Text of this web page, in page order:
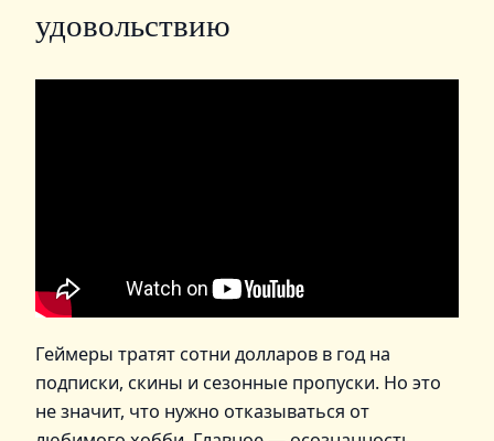
удовольствию
Геймеры тратят сотни долларов в год на
подписки, скины и сезонные пропуски. Но это
не значит, что нужно отказываться от